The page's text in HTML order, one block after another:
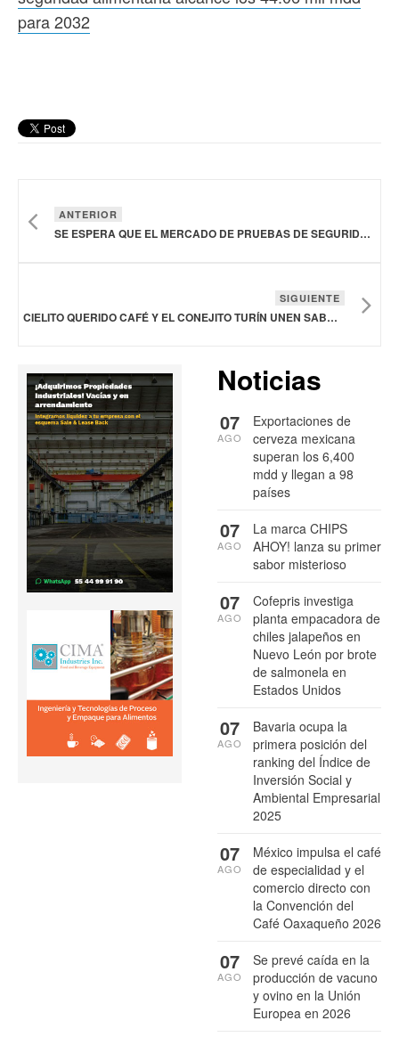
para 2032
ANTERIOR
SE ESPERA QUE EL MERCADO DE PRUEBAS DE SEGURIDAD ALIMENTARIA ALCANCE LOS 44.06 MIL MDD PARA 2032
SIGUIENTE
CIELITO QUERIDO CAFÉ Y EL CONEJITO TURÍN UNEN SABORES Y LANZAN NOVEDADES
Noticias
Exportaciones de
cerveza mexicana
superan los 6,400
mdd y llegan a 98
países
07
AGO
La marca CHIPS
AHOY! lanza su primer
sabor misterioso
07
AGO
Cofepris investiga
planta empacadora de
chiles jalapeños en
Nuevo León por brote
de salmonela en
Estados Unidos
07
AGO
Bavaria ocupa la
primera posición del
ranking del Índice de
Inversión Social y
Ambiental Empresarial
2025
07
AGO
México impulsa el café
de especialidad y el
comercio directo con
la Convención del
Café Oaxaqueño 2026
07
AGO
Se prevé caída en la
producción de vacuno
y ovino en la Unión
Europea en 2026
07
AGO